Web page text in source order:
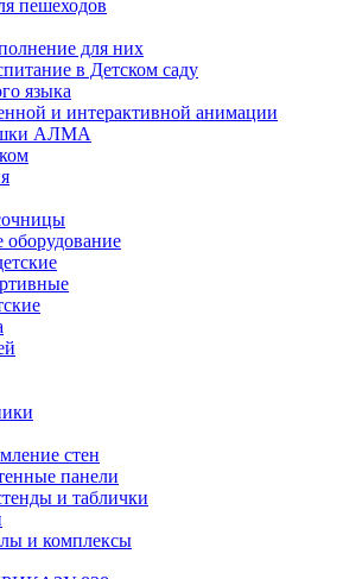
пешеходов
для них
в Детском саду
языка
и интерактивной анимации
АЛМА
оборудование
стен
панели
и таблички
и комплексы